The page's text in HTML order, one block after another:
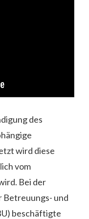
des
wird diese
vom
Bei der
Betreuungs- und
beschäftigte